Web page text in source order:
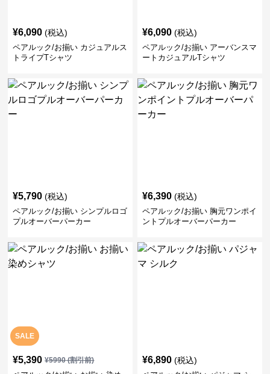
¥6,090 (税込)
ペアルック/お揃い カジュアルス
トライプTシャツ
¥6,090 (税込)
ペアルック/お揃い アーバンスマ
ートカジュアルTシャツ
¥5,790 (税込)
ペアルック/お揃い シンプルロゴ
プルオーバーパーカー
¥6,390 (税込)
ペアルック/お揃い 胸元ワンポイ
ントプルオーバーパーカー
SALE
¥5,390 ¥5990(割引前) ¥6,890 (税込)